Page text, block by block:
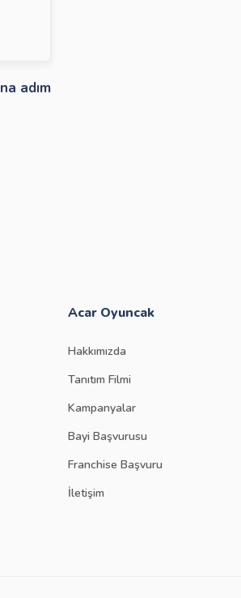
adım
Acar Oyuncak
Hakkımızda
Tanıtım Filmi
Kampanyalar
Bayi Başvurusu
Franchise Başvuru
İletişim